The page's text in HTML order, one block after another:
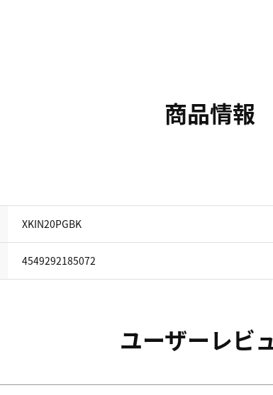
商品情報
XKIN20PGBK
4549292185072
ユーザーレビ